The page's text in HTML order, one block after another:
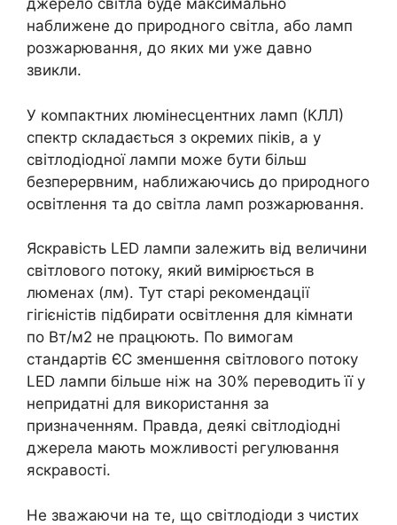
джерело світла буде максимально
наближене до природного світла, або ламп
розжарювання, до яких ми уже давно
звикли.
У компактних люмінесцентних ламп (КЛЛ)
спектр складається з окремих піків, а у
світлодіодної лампи може бути більш
безперервним, наближаючись до природного
освітлення та до світла ламп розжарювання.
Яскравість LED лампи залежить від величини
світлового потоку, який вимірюється в
люменах (лм). Тут старі рекомендації
гігієністів підбирати освітлення для кімнати
по Вт/м2 не працюють. По вимогам
стандартів ЄС зменшення світлового потоку
LED лампи більше ніж на 30% переводить її у
непридатні для використання за
призначенням. Правда, деякі світлодіодні
джерела мають можливості регулювання
яскравості.
Не зважаючи на те, що світлодіоди з чистих